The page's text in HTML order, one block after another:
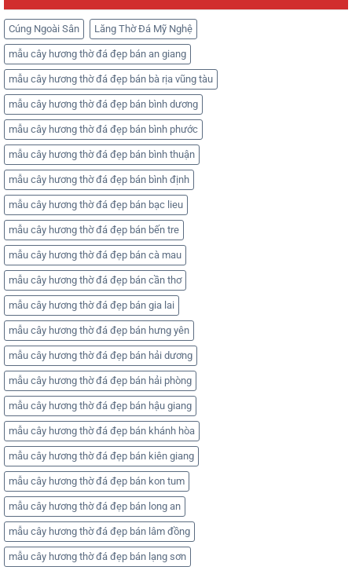
Cúng Ngoài Sân Lăng Thờ Đá Mỹ Nghệ
mẫu cây hương thờ đá đẹp bán an giang
mẫu cây hương thờ đá đẹp bán bà rịa vũng tàu
mẫu cây hương thờ đá đẹp bán bình dương
mẫu cây hương thờ đá đẹp bán bình phước
mẫu cây hương thờ đá đẹp bán bình thuận
mẫu cây hương thờ đá đẹp bán bình định
mẫu cây hương thờ đá đẹp bán bạc lieu
mẫu cây hương thờ đá đẹp bán bến tre
mẫu cây hương thờ đá đẹp bán cà mau
mẫu cây hương thờ đá đẹp bán cần thơ
mẫu cây hương thờ đá đẹp bán gia lai
mẫu cây hương thờ đá đẹp bán hưng yên
mẫu cây hương thờ đá đẹp bán hải dương
mẫu cây hương thờ đá đẹp bán hải phòng
mẫu cây hương thờ đá đẹp bán hậu giang
mẫu cây hương thờ đá đẹp bán khánh hòa
mẫu cây hương thờ đá đẹp bán kiên giang
mẫu cây hương thờ đá đẹp bán kon tum
mẫu cây hương thờ đá đẹp bán long an
mẫu cây hương thờ đá đẹp bán lâm đồng
mẫu cây hương thờ đá đẹp bán lạng sơn